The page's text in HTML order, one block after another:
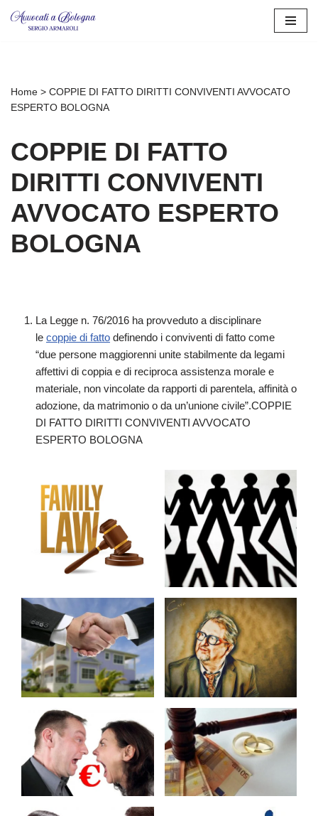
Home > COPPIE DI FATTO DIRITTI CONVIVENTI AVVOCATO
ESPERTO BOLOGNA
COPPIE DI FATTO
DIRITTI CONVIVENTI
AVVOCATO ESPERTO
BOLOGNA
La Legge n. 76/2016 ha provveduto a disciplinare
le coppie di fatto definendo i conviventi di fatto come
“due persone maggiorenni unite stabilmente da legami
affettivi di coppia e di reciproca assistenza morale e
materiale, non vincolate da rapporti di parentela, affinità o
adozione, da matrimonio o da un’unione civile”.COPPIE
DI FATTO DIRITTI CONVIVENTI AVVOCATO
ESPERTO BOLOGNA